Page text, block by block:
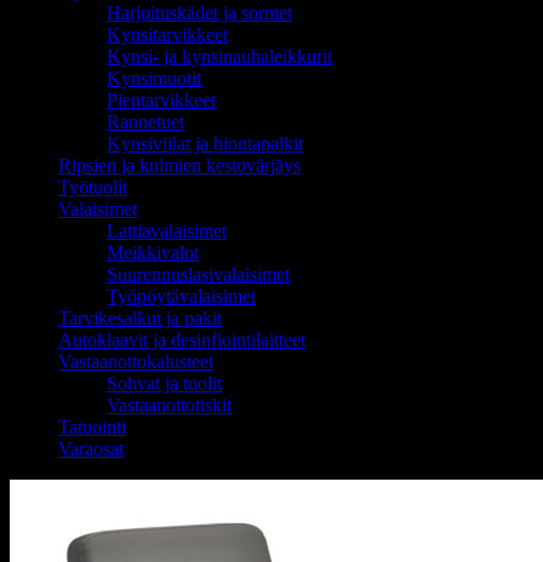
Harjoituskädet ja sormet
Kynsitarvikkeet
Kynsi- ja kynsinauhaleikkurit
Kynsimuotit
Pientarvikkeet
Rannetuet
Kynsiviilat ja hiontapalkit
Ripsien ja kulmien kestovärjäys
Työtuolit
Valaisimet
Lattiavalaisimet
Meikkivalot
Suurennuslasivalaisimet
Työpöytävalaisimet
Tarvikesalkut ja pakit
Autoklaavit ja desinfiointilaitteet
Vastaanottokalusteet
Sohvat ja tuolit
Vastaanottotiskit
Tatuointi
Varaosat